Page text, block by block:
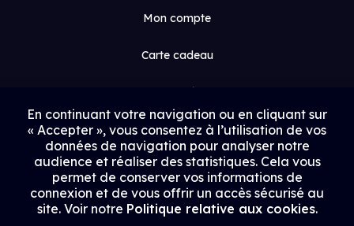
Mon compte
Carte cadeau
Espace médias
Contact
Proposer un film
Rejoindre Uptrack
En continuant votre navigation ou en cliquant sur
« Accepter », vous consentez à l’utilisation de vos
données de navigation pour analyser notre
audience et réaliser des statistiques. Cela vous
permet de conserver vos informations de
connexion et de vous offrir un accès sécurisé au
site. Voir notre Politique relative aux cookies.